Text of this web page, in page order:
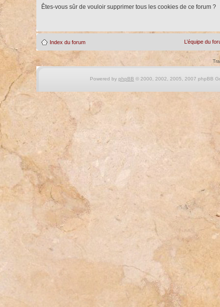
Êtes-vous sûr de vouloir supprimer tous les cookies de ce forum ?
Index du forum L’équipe du
Powered by phpBB © 2000, 2002, 2005, 2007 phpBB